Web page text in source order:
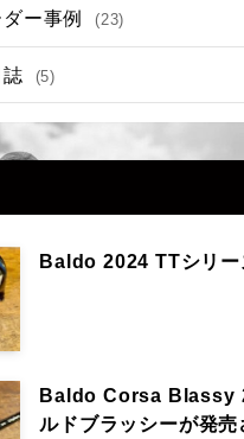
ー事例 (23)
(5)
Baldo 2024 TTシリー
Baldo Corsa Blassy
ルドブラッシーが発売